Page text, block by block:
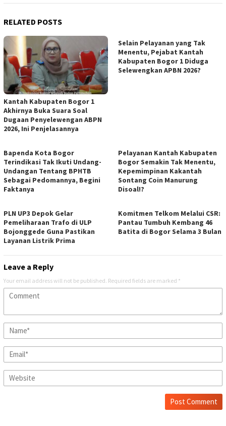
RELATED POSTS
Kantah Kabupaten Bogor 1
Akhirnya Buka Suara Soal
Dugaan Penyelewengan ABPN
2026, Ini Penjelasannya
Selain Pelayanan yang Tak
Menentu, Pejabat Kantah
Kabupaten Bogor 1 Diduga
Selewengkan APBN 2026?
Bapenda Kota Bogor
Terindikasi Tak Ikuti Undang-
Undangan Tentang BPHTB
Sebagai Pedomannya, Begini
Faktanya
Pelayanan Kantah Kabupaten
Bogor Semakin Tak Menentu,
Kepemimpinan Kakantah
Sontang Coin Manurung
Disoal!?
PLN UP3 Depok Gelar
Pemeliharaan Trafo di ULP
Bojonggede Guna Pastikan
Layanan Listrik Prima
Komitmen Telkom Melalui CSR:
Pantau Tumbuh Kembang 46
Batita di Bogor Selama 3 Bulan
Leave a Reply
Your email address will not be published. Required fields are marked *